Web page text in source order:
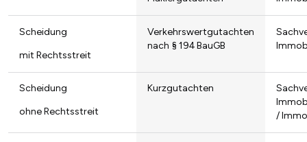
Scheidung
mit Rechtsstreit
Verkehrswertgutachten
nach § 194 BauGB
Scheidung
ohne Rechtsstreit
Kurzgutachten
/